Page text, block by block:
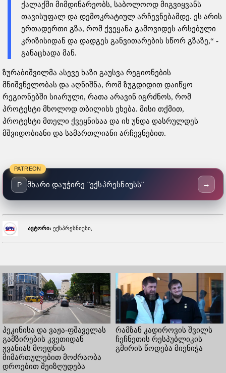
ქალაქში მიმდინარეობს, საბოლოოდ მიგვიყვანს
თავისუფალ და დემოკრატიულ არჩევნებამდე. ეს არის
ერთადერთი გზა, რომ ქვეყანა გამოვიდეს არსებული
კრიზისიდან და დადგეს განვითარების სწორ გზაზე,“ -
განაცხადა მან.
ზურაბიშვილმა ასევე ხაზი გაუსვა რეგიონების
მნიშვნელობას და აღნიშნა, რომ ზუგდიდით დაიწყო
რეგიონებში სიარული, რათა არავინ იგრძნოს, რომ
პროტესტი მხოლოდ თბილისს ეხება. მისი თქმით,
პროტესტი მთელი ქვეყნისაა და ის უნდა დასრულდეს
მშვიდობიანი და სამართლიანი არჩევნებით.
PATREON
P მხარი დაუჭირე "ექსპრესნიუსს" →
ავტორი: ექსპრესნიუსი,
პეკინისა და ვაჟა-ფშაველას
გამზირების კვეთიდან
ჟვანიას მოედნის
მიმართულებით მოძრაობა
დროებით შეიზღუდება
რამზან კადიროვის შვილს
ჩეჩნეთის რესპუბლიკის
გმირის წოდება მიენიჭა